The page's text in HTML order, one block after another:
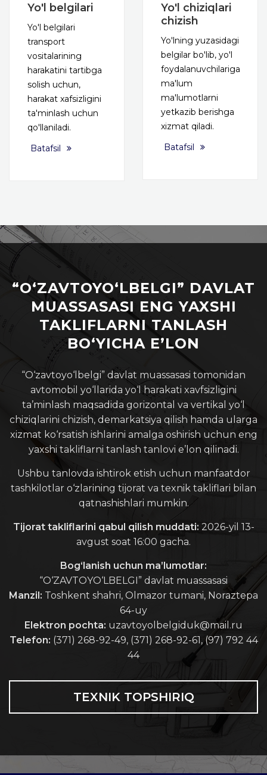
Yo'l belgilari
Yo'l belgilari
transport
vositalarining
harakatini tartibga
solish uchun,
harakat xafsizligini
ta'minlash uchun
qo'llaniladi.
Batafsil
Yo'l chiziqlari
chizish
Yo'lning yuzasidagi
belgilar bo'lib, yo'l
foydalanuvchilariga
ma'lum
ma'lumotlarni
yetkazib berishga
xizmat qiladi.
Batafsil
“O‘ZAVTOYO‘LBELGI” DAVLAT
MUASSASASI ENG YAXSHI
TAKLIFLARNI TANLASH
BO‘YICHA E’LON
“O‘zavtoyo‘lbelgi” davlat muassasasi tomonidan
avtomobil yo‘llarida yo‘l harakati xavfsizligini
ta’minlash maqsadida gorizontal va vertikal yo‘l
chiziqlarini chizish, demarkatsiya qilish hamda ularga
xizmat ko‘rsatish ishlarini amalga oshirish uchun eng
yaxshi takliflarni tanlash tanlovi e’lon qilinadi.
Ushbu tanlovda ishtirok etish uchun manfaatdor
tashkilotlar o‘zlarining tijorat va texnik takliflari bilan
qatnashishlari mumkin.
Tijorat takliflarini qabul qilish muddati: 2026-yil 13-
avgust soat 16:00 gacha.
Bog‘lanish uchun ma’lumotlar:
“O‘ZAVTOYO‘LBELGI” davlat muassasasi
Manzil: Toshkent shahri, Olmazor tumani, Noraztepa
64-uy
Elektron pochta: uzavtoyolbelgiduk@mail.ru
Telefon: (371) 268-92-49, (371) 268-92-61, (97) 792 44
44
TEXNIK TOPSHIRIQ